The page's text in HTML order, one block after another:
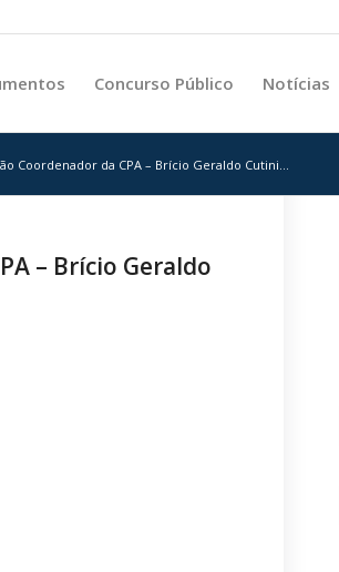
Concurso Público Notícias
Coordenador da CPA – Brício Geraldo Cutini...
– Brício Geraldo